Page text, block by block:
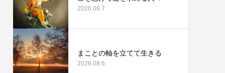
2026.08.7
まことの軸を立てて生きる
2026.08.6